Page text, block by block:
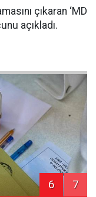
çıkaran ‘MD
açıkladı.
6 7